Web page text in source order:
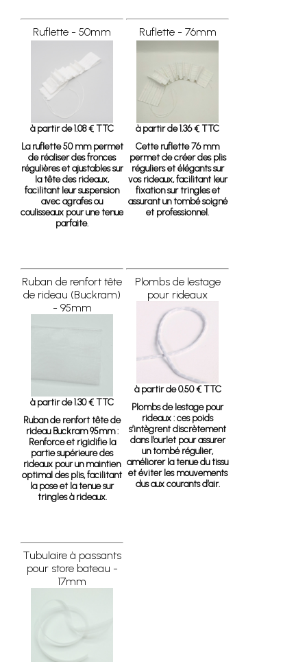
Ruflette - 50mm
à partir de 1.08 € TTC
La ruflette 50 mm permet
de réaliser des fronces
régulières et ajustables sur
la tête des rideaux,
facilitant leur suspension
avec agrafes ou
coulisseaux pour une tenue
parfaite.
Ruflette - 76mm
à partir de 1.36 € TTC
Cette ruflette 76 mm
permet de créer des plis
réguliers et élégants sur
vos rideaux, facilitant leur
fixation sur tringles et
assurant un tombé soigné
et professionnel.
Ruban de renfort tête
de rideau (Buckram)
- 95mm
à partir de 1.30 € TTC
Ruban de renfort tête de
rideau Buckram 95mm :
Renforce et rigidifie la
partie supérieure des
rideaux pour un maintien
optimal des plis, facilitant
la pose et la tenue sur
tringles à rideaux.
Plombs de lestage
pour rideaux
à partir de 0.50 € TTC
Plombs de lestage pour
rideaux :ces poids
s’intègrent discrètement
dans l’ourlet pour assurer
un tombé régulier,
améliorer la tenue du tissu
et éviter les mouvements
dus aux courants d’air.
Tubulaire à passants
pour store bateau -
17mm